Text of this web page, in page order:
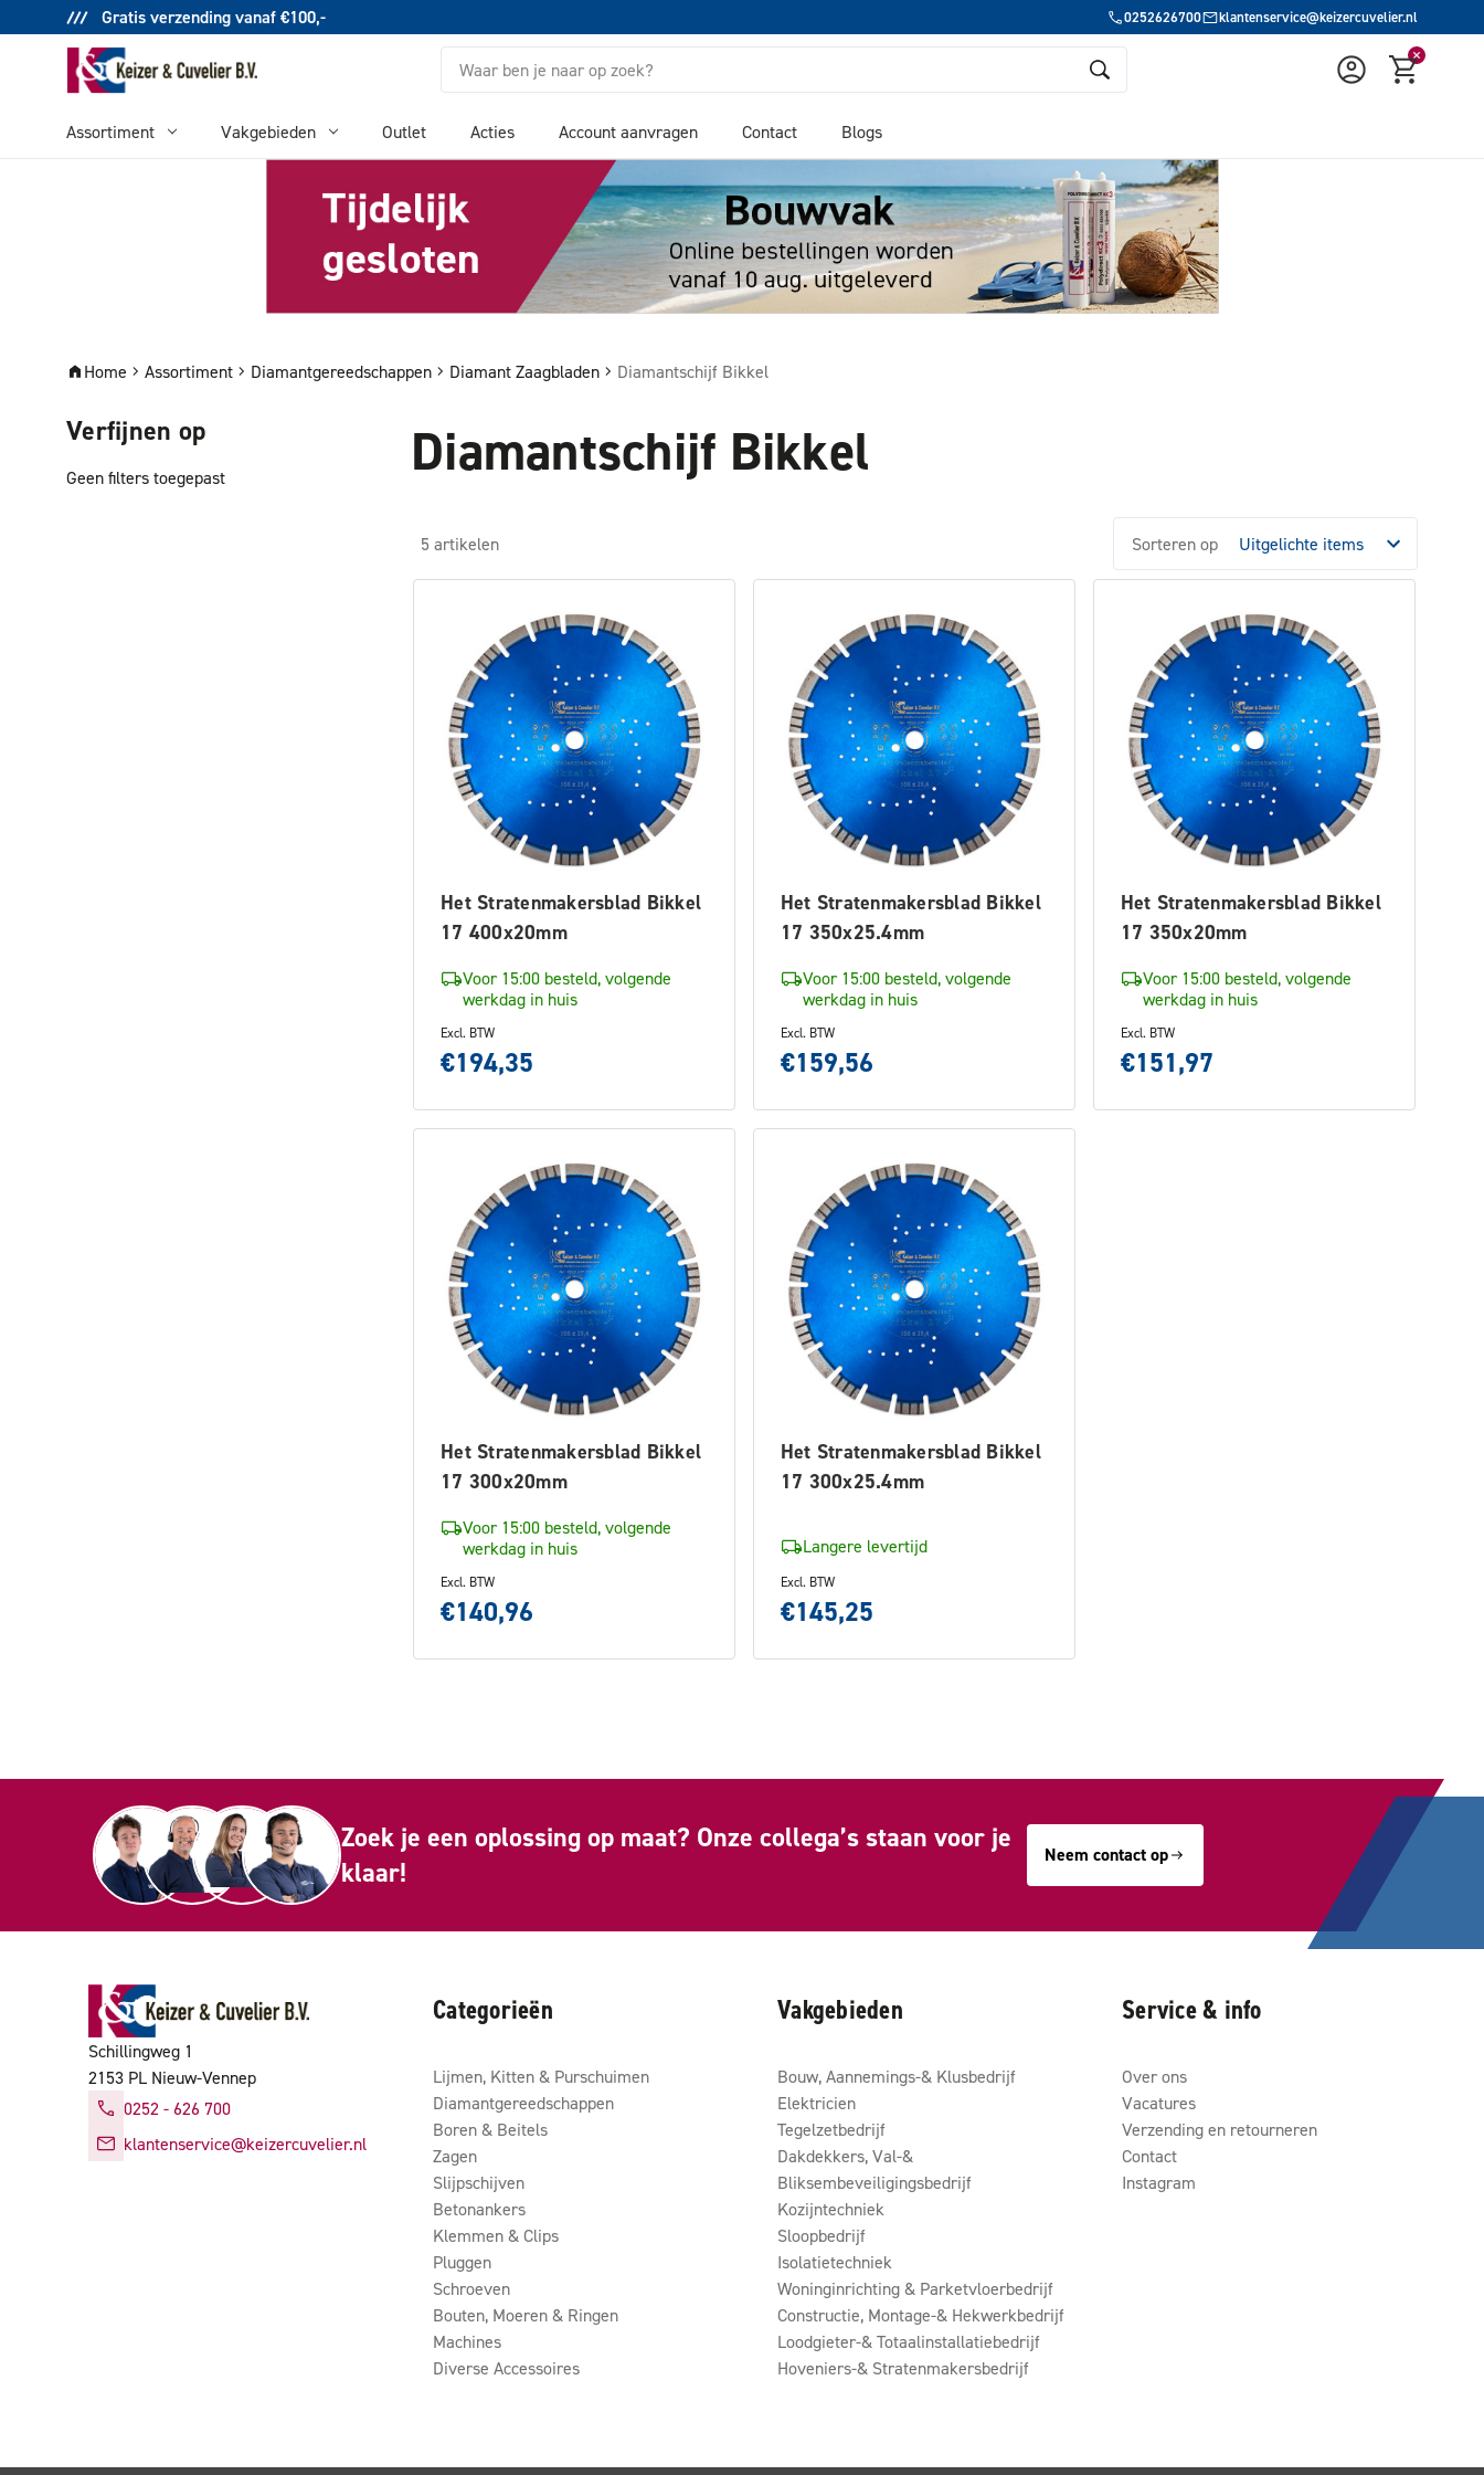
Gratis verzending vanaf €100,- 0252626700 klantenservice@keizercuvelier.nl
Zoeken
Assortiment Vakgebieden Outlet Acties Account aanvragen Contact Blogs
Home Assortiment Diamantgereedschappen Diamant Zaagbladen Diamantschijf Bikkel
Verfijnen op
Geen filters toegepast Diamantschijf Bikkel
5 artikelen Sorteren op
Het Stratenmakersblad Bikkel
17 400x20mm
Voor 15:00 besteld, volgende
werkdag in huis
Excl. BTW
€194,35
Het Stratenmakersblad Bikkel
17 350x25.4mm
Voor 15:00 besteld, volgende
werkdag in huis
Excl. BTW
€159,56
Het Stratenmakersblad Bikkel
17 350x20mm
Voor 15:00 besteld, volgende
werkdag in huis
Excl. BTW
€151,97
Het Stratenmakersblad Bikkel
17 300x20mm
Voor 15:00 besteld, volgende
werkdag in huis
Excl. BTW
€140,96
Het Stratenmakersblad Bikkel
17 300x25.4mm
Langere levertijd
Excl. BTW
€145,25
Zoek je een oplossing op maat? Onze collega’s staan voor je
klaar!
Neem contact op
Schillingweg 1
2153 PL Nieuw-Vennep
0252 - 626 700
klantenservice@keizercuvelier.nl
Categorieën
Lijmen, Kitten & Purschuimen
Diamantgereedschappen
Boren & Beitels
Zagen
Slijpschijven
Betonankers
Klemmen & Clips
Pluggen
Schroeven
Bouten, Moeren & Ringen
Machines
Diverse Accessoires
Vakgebieden
Bouw, Aannemings-& Klusbedrijf
Elektricien
Tegelzetbedrijf
Dakdekkers, Val-&
Bliksembeveiligingsbedrijf
Kozijntechniek
Sloopbedrijf
Isolatietechniek
Woninginrichting & Parketvloerbedrijf
Constructie, Montage-& Hekwerkbedrijf
Loodgieter-& Totaalinstallatiebedrijf
Hoveniers-& Stratenmakersbedrijf
Service & info
Over ons
Vacatures
Verzending en retourneren
Contact
Instagram